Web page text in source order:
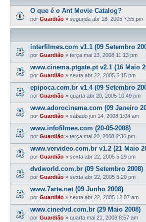
O que é o Ant Movie Catalog?
por Guardião » segunda abr 18, 2005 7:55 pm
interfilmes.com v1.1 (09 Setembro
por Guardião » terça mai 13, 2008 11:13 pm
www.cinema.ptgate.pt v2.1 (16 Maio
por Guardião » sexta abr 22, 2005 5:15 pm
epipoca.com.br v1.4 (09 Setembro
por Guardião » quarta abr 20, 2005 10:49 pm
www.adorocinema.com (09 Janeiro
por Guardião » sábado jun 14, 2008 1:04 am
www.infofilmes.com (20-05-2008)
por Guardião » terça mai 20, 2008 2:36 pm
www.vervideo.com.br v1.2 (21 Maio
por Guardião » sexta abr 22, 2005 5:29 pm
dvdworld.com.br (09 Setembro 2008)
por Guardião » sexta abr 22, 2005 5:20 pm
www.7arte.net (09 Junho 2008)
por Guardião » sexta abr 22, 2005 12:07 am
www.cinedvd.com.br (29 Maio 2008)
por Guardião » quarta mai 21, 2008 8:57 am